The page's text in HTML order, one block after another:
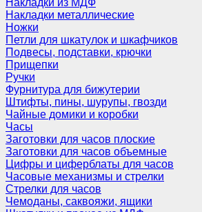
Накладки из МДФ
Накладки металлические
Ножки
Петли для шкатулок и шкафчиков
Подвесы, подставки, крючки
Прищепки
Ручки
Фурнитура для бижутерии
Штифты, пины, шурупы, гвозди
Чайные домики и коробки
Часы
Заготовки для часов плоские
Заготовки для часов объемные
Цифры и циферблаты для часов
Часовые механизмы и стрелки
Стрелки для часов
Чемоданы, саквояжи, ящики